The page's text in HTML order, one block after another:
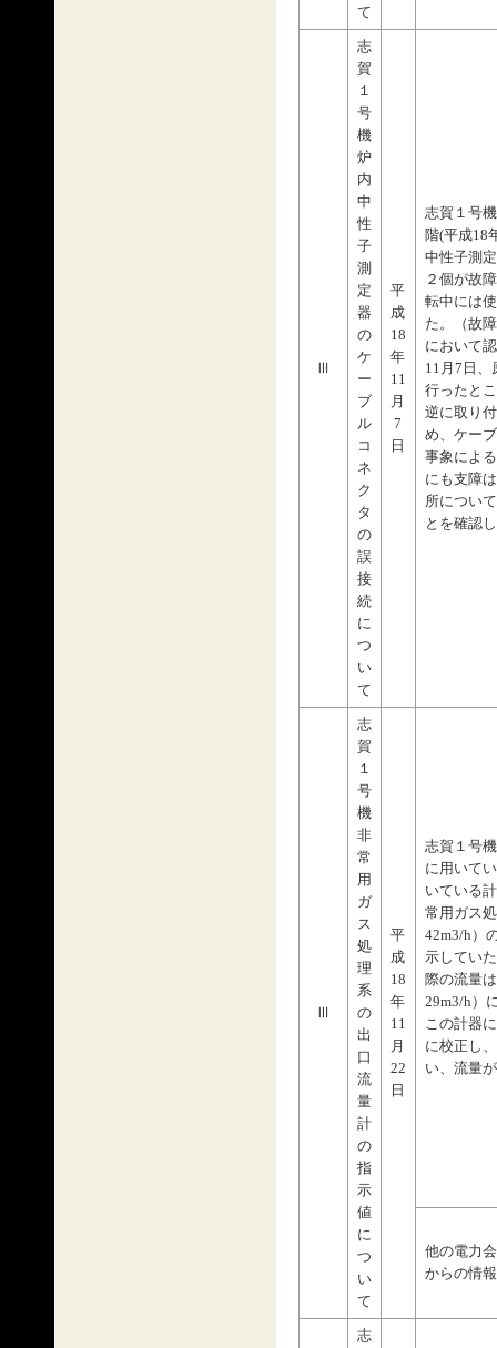
て
志
賀
１
号
機
炉
内
中
性
子
測
定
器
の
ケ
ー
ブ
ル
コ
ネ
ク
タ
の
誤
接
続
に
つ
い
て
平
成
18
年
11
月
7
日
志賀１号
階(平成18
中性子測
２個が故
転中には
た。（故
において
11月7日、
行ったと
逆に取り
め、ケー
事象によ
にも支障
所につい
とを確認
志
賀
１
号
機
非
常
用
ガ
ス
処
理
系
の
出
口
流
量
計
の
指
示
値
に
つ
い
て
平
成
18
年
11
月
22
日
志賀１号
に用いて
いている
常用ガス
42m3/h）
示してい
際の流量
29m3/h）
この計器
に校正し
い、流量
他の電力
からの情
志